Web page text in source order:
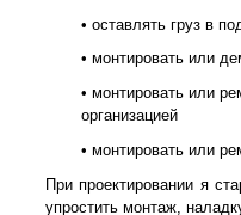
• оставлять груз в
• монтировать или
• монтировать или
организацией
• монтировать или
При проектировании я
упростить монтаж,